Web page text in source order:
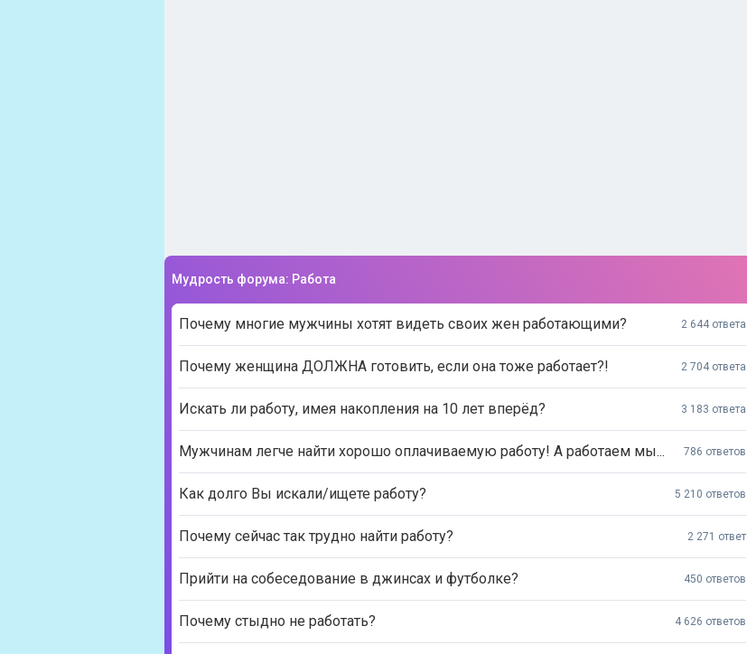
Мудрость форума: Работа
Почему многие мужчины хотят видеть своих жен работающими? 2 644 ответа
Почему женщина ДОЛЖНА готовить, если она тоже работает?! 2 704 ответа
Искать ли работу, имея накопления на 10 лет вперёд? 3 183 ответа
Мужчинам легче найти хорошо оплачиваемую работу! А работаем мы... 786 ответов
Как долго Вы искали/ищете работу? 5 210 ответов
Почему сейчас так трудно найти работу? 2 271 ответ
Прийти на собеседование в джинсах и футболке? 450 ответов
Почему стыдно не работать? 4 626 ответов